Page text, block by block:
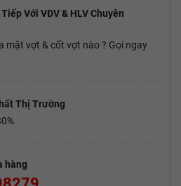
Với VĐV & HLV Chuyên
mặt vợt & cốt vợt nào ? Gọi ngay
Thị Trường
hàng